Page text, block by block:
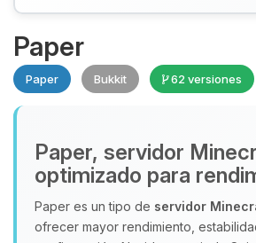
Paper
Paper Bukkit 62 versiones
Paper, servidor
optimizado para
Paper es un tipo de servidor
ofrecer mayor rendimiento,
Yupi, por fin alguien con